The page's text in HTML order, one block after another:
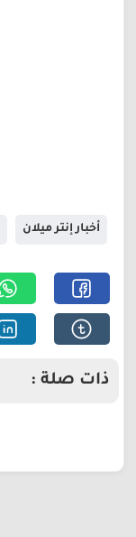
أخبار إنتر ميلان
ذات صلة :